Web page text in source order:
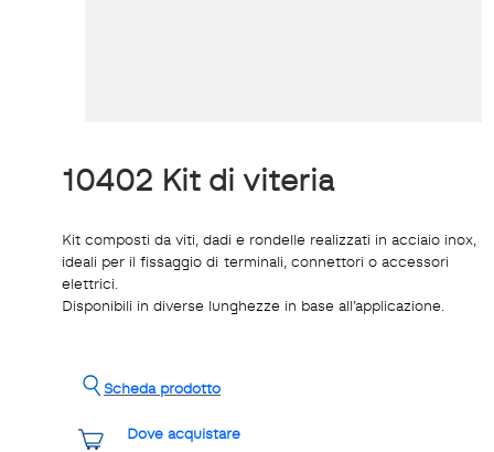
10402 Kit di viteria
Kit composti da viti, dadi e rondelle realizzati in acciaio inox,
ideali per il fissaggio di terminali, connettori o accessori
elettrici.
Disponibili in diverse lunghezze in base all’applicazione.
Dove acquistare
Scheda prodotto